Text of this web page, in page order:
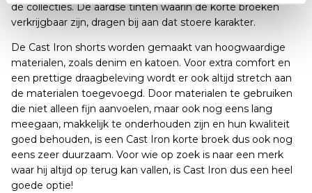
de collecties. De aardse tinten waarin de korte broeken
verkrijgbaar zijn, dragen bij aan dat stoere karakter.
De Cast Iron shorts worden gemaakt van hoogwaardige
materialen, zoals denim en katoen. Voor extra comfort en
een prettige draagbeleving wordt er ook altijd stretch aan
de materialen toegevoegd. Door materialen te gebruiken
die niet alleen fijn aanvoelen, maar ook nog eens lang
meegaan, makkelijk te onderhouden zijn en hun kwaliteit
goed behouden, is een Cast Iron korte broek dus ook nog
eens zeer duurzaam. Voor wie op zoek is naar een merk
waar hij altijd op terug kan vallen, is Cast Iron dus een heel
goede optie!